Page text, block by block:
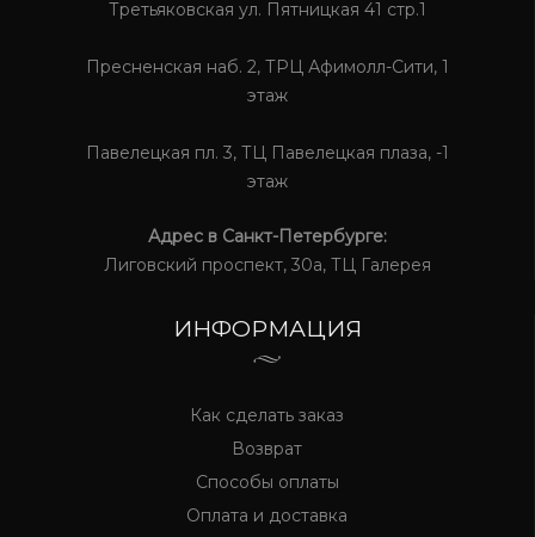
Третьяковская ул. Пятницкая 41 стр.1
Пресненская наб. 2, ТРЦ Афимолл-Сити, 1
этаж
Павелецкая пл. 3, ТЦ Павелецкая плаза, -1
этаж
Адрес в Санкт-Петербурге:
Лиговский проспект, 30а, ТЦ Галерея
ИНФОРМАЦИЯ
Как сделать заказ
Возврат
Способы оплаты
Оплата и доставка